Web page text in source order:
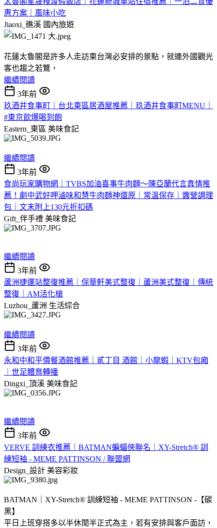
惠方案｜風味小吃
Jiaoxi_礁溪 國內旅遊
花蓮太魯閣是許多人走訪東台灣必安排的景點，就連外國觀光
客也趨之若鶩，
繼續閱讀
3年前
玖酒井食事町｜台北東區居酒屋推薦｜玖酒井食事町MENU｜
#東京飲爆喝到飽
Eastern_東區 美味食記
繼續閱讀
3年前
食尚玩家購物網｜TVBS加油喜事牛肉麵～陳亞蘭代言真情推
薦！劇中武好呷滷味和慧牛肉麵神還原｜常溫保存｜露營調理
包｜文末附上130元折扣碼
Gift_伴手禮 美味食記
繼續閱讀
3年前
蘆洲捷運站整復推薦｜保華軒美式整復｜蘆洲美式整復｜傳統
整復｜AM活化槍
Luzhou_蘆洲 生活綜合
繼續閱讀
3年前
永和中和平價餐酒館推薦｜貳丁目 酒館｜小龍蝦｜KTV包廂
｜世足體育轉播
Dingxi_頂溪 美味食記
繼續閱讀
3年前
VERVE 訓練衣推薦｜BATMAN蝙蝠俠聯名｜XY-Stretch® 訓
練短袖 - MEME PATTINSON / 聯盟網
Design_設計 美容彩妝
BATMAN｜XY-Stretch® 訓練短袖 - MEME PATTINSON -【碳
黑】
平日上班穿搭多以半休閒半正式為主，若有安排與客戶面訪，